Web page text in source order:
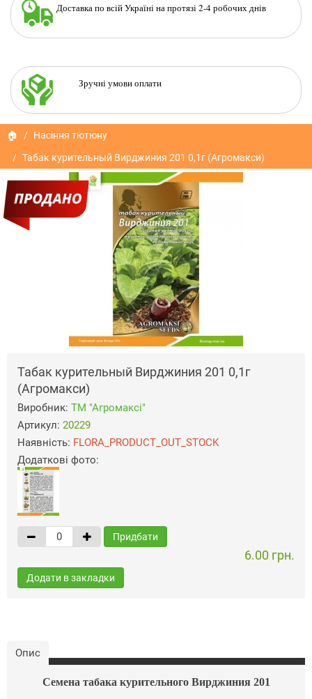
Доставка по всій Україні на протязі 2-4 робочих днів
Зручні умови оплати
🏠
Насіння тютюну
Табак курительный Вирджиния 201 0,1г (Агромакси)
Табак курительный Вирджиния 201 0,1г
(Агромакси)
Виробник: ТМ "Агромаксі"
Артикул: 20229
Наявність: FLORA_PRODUCT_OUT_STOCK
Додаткові фото:
Придбати
6.00 грн.
Додати в закладки
Опис
Семена табака курительного Вирджиния 201